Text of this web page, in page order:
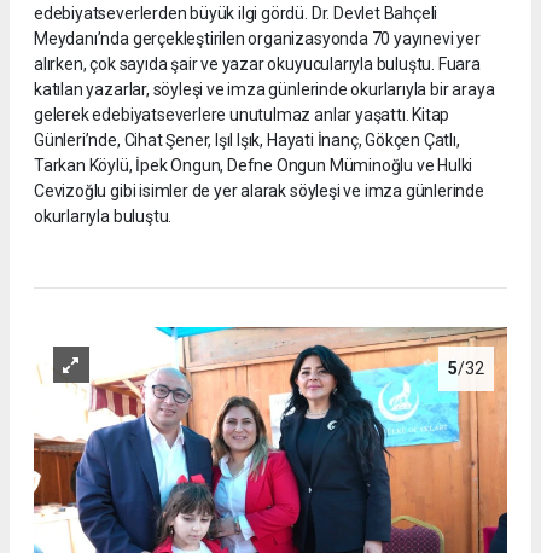
edebiyatseverlerden büyük ilgi gördü. Dr. Devlet Bahçeli
Meydanı’nda gerçekleştirilen organizasyonda 70 yayınevi yer
alırken, çok sayıda şair ve yazar okuyucularıyla buluştu. Fuara
katılan yazarlar, söyleşi ve imza günlerinde okurlarıyla bir araya
gelerek edebiyatseverlere unutulmaz anlar yaşattı. Kitap
Günleri’nde, Cihat Şener, Işıl Işık, Hayati İnanç, Gökçen Çatlı,
Tarkan Köylü, İpek Ongun, Defne Ongun Müminoğlu ve Hulki
Cevizoğlu gibi isimler de yer alarak söyleşi ve imza günlerinde
okurlarıyla buluştu.
5/32